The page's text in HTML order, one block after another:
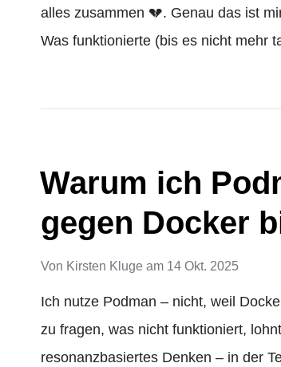
alles zusammen 💔. Genau das ist
Was funktionierte (bis es nicht mehr
Warum ich
gegen Docker
Von Kirsten Kluge am 14 Okt. 2025
Ich nutze Podman – nicht, weil
zu fragen, was nicht funktioniert,
resonanzbasiertes Denken – in der